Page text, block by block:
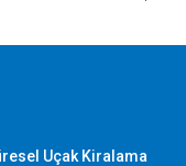
Uçak Kiralama